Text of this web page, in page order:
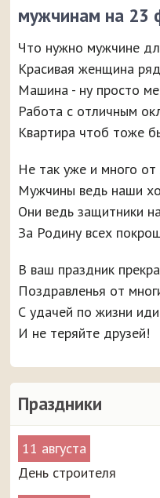
Праздники
11 августа
День строителя
мужчинам на 23
Что нужно мужчине
Красивая женщина
Машина - ну просто
Работа с отличным
Квартира чтоб тоже
Не так уже и много от
Мужчины ведь наши
Они ведь защитники
За Родину всех
В ваш праздник
Поздравленья от
С удачей по жизни
И не теряйте друзей!